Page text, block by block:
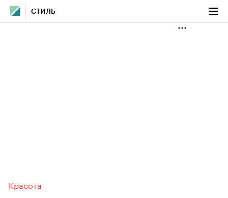
СТИЛЬ
Красота